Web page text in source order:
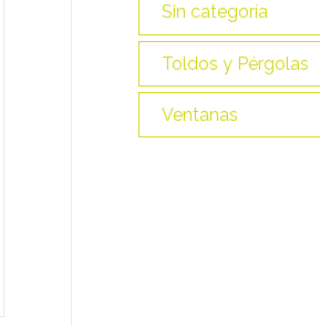
Sin categoría
Toldos y Pérgolas
Ventanas